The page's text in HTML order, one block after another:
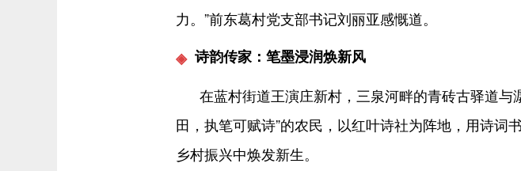
力。”前东葛村党支部书记刘丽亚感慨道。
诗韵传家：笔墨浸润焕新风
在蓝村街道王演庄新村，三泉河畔的青砖古驿道与
田，执笔可赋诗”的农民，以红叶诗社为阵地，用诗词
乡村振兴中焕发新生。